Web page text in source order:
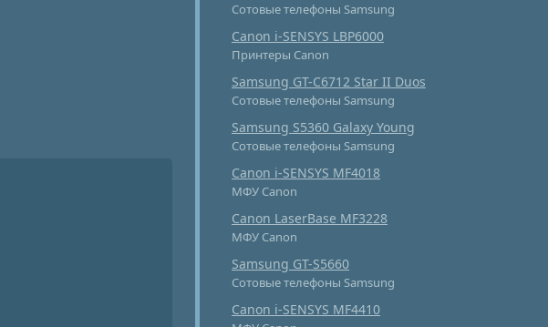
Сотовые телефоны Samsung
Canon i-SENSYS LBP6000
Принтеры Canon
Samsung GT-C6712 Star II Duos
Сотовые телефоны Samsung
Samsung S5360 Galaxy Young
Сотовые телефоны Samsung
Canon i-SENSYS MF4018
МФУ Canon
Canon LaserBase MF3228
МФУ Canon
Samsung GT-S5660
Сотовые телефоны Samsung
Canon i-SENSYS MF4410